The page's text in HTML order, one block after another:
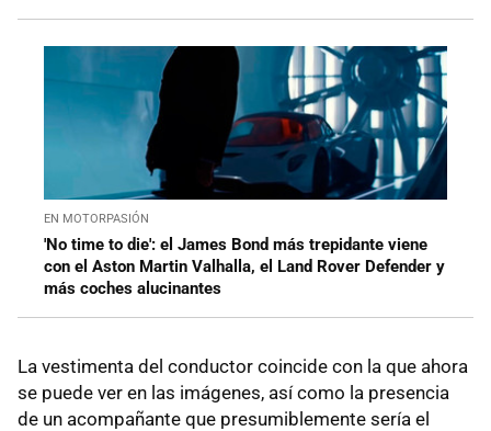
EN MOTORPASIÓN
'No time to die': el James Bond más trepidante viene
con el Aston Martin Valhalla, el Land Rover Defender y
más coches alucinantes
La vestimenta del conductor coincide con la que ahora
se puede ver en las imágenes, así como la presencia
de un acompañante que presumiblemente sería el